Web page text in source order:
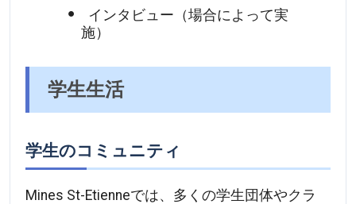
インタビュー（場合によって実
施）
学生生活
学生のコミュニティ
Mines St-Etienneでは、多くの学生団体やクラ